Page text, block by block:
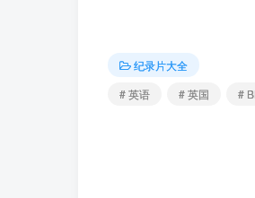
纪录片大全
# 英语
# 英国 #